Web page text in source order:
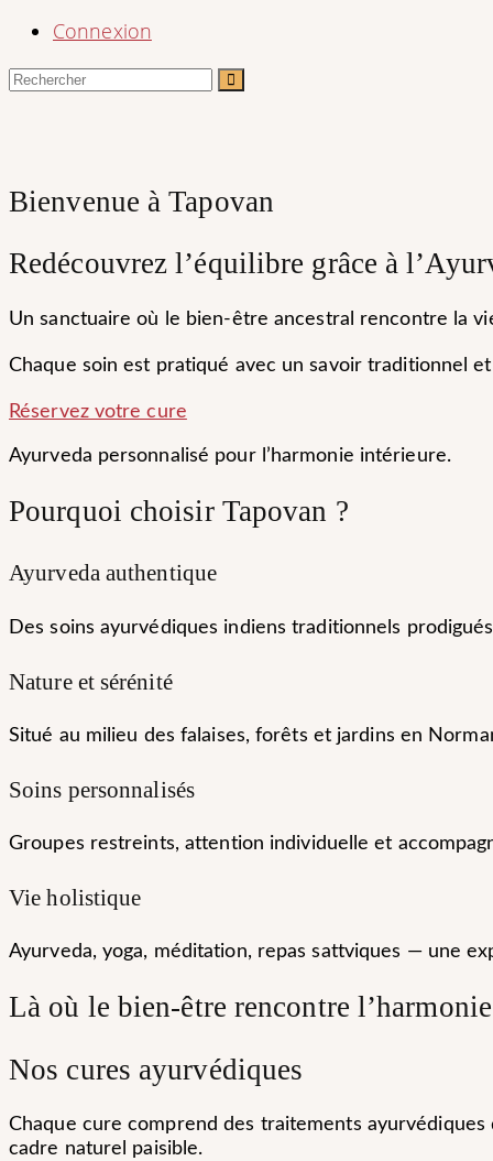
Connexion
Bienvenue à Tapovan
Redécouvrez l’équilibre grâce à
Un sanctuaire où le bien-être ancestral rencontre la
Chaque soin est pratiqué avec un savoir traditionnel
Réservez votre cure
Ayurveda personnalisé pour l’harmonie intérieure.
Pourquoi choisir Tapovan ?
Ayurveda authentique
Des soins ayurvédiques indiens traditionnels
Nature et sérénité
Situé au milieu des falaises, forêts et jardins en
Soins personnalisés
Groupes restreints, attention individuelle et
Vie holistique
Ayurveda, yoga, méditation, repas sattviques — une
Là où le bien-être rencontre l’harmonie
Nos cures ayurvédiques
Chaque cure comprend des traitements
cadre naturel paisible.